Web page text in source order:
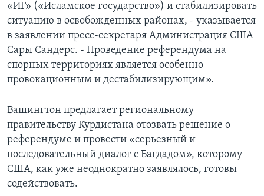
«ИГ» («Исламское государство») и стабилизировать
ситуацию в освобожденных районах, - указывается
в заявлении пресс-секретаря Администрация США
Сары Сандерс. - Проведение референдума на
спорных территориях является особенно
провокационным и дестабилизирующим».
Вашингтон предлагает региональному
правительству Курдистана отозвать решение о
референдуме и провести «серьезный и
последовательный диалог с Багдадом», которому
США, как уже неоднократно заявлялось, готовы
содействовать.